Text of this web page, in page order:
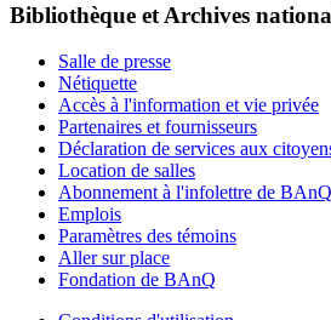
Bibliothèque et Archives
Salle de presse
Nétiquette
Accès à l'information et vie privée
Partenaires et fournisseurs
Déclaration de services aux
Location de salles
Abonnement à l'infolettre de BAnQ
Emplois
Paramètres des témoins
Aller sur place
Fondation de BAnQ